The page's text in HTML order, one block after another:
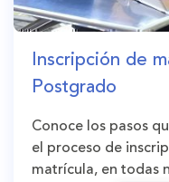
Inscripción de
Postgrado
Conoce los pasos
el proceso de
matrícula, en todas